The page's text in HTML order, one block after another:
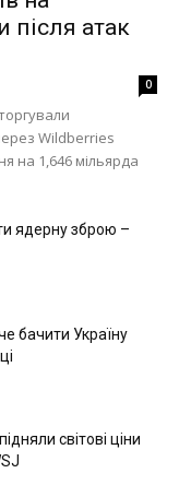
після атак
0
Wildberries
на 1,646 мільярда
ядерну зброю –
бачити Україну
світові ціни